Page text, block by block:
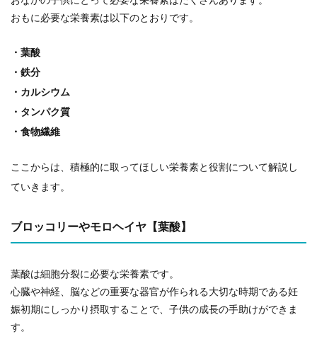
おもに必要な栄養素は以下のとおりです。
・葉酸
・鉄分
・カルシウム
・タンパク質
・食物繊維
ここからは、積極的に取ってほしい栄養素と役割について解説し
ていきます。
ブロッコリーやモロヘイヤ【葉酸】
葉酸は細胞分裂に必要な栄養素です。
心臓や神経、脳などの重要な器官が作られる大切な時期である妊
娠初期にしっかり摂取することで、子供の成長の手助けができま
す。